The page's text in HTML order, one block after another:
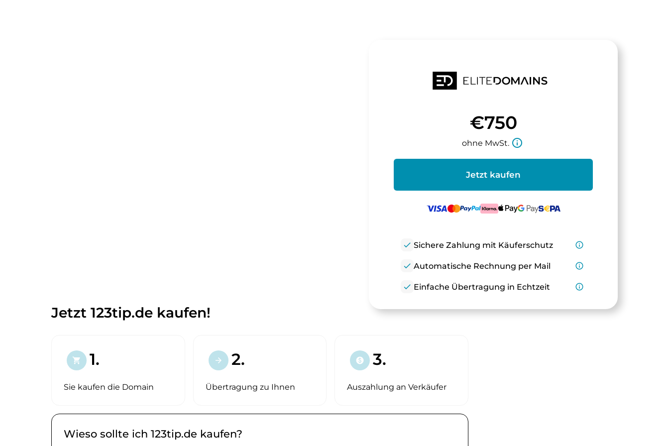
€750
ohne MwSt. info_outline
Jetzt kaufen
check Sichere Zahlung mit Käuferschutz info_outline
check Automatische Rechnung per Mail info_outline
check Einfache Übertragung in Echtzeit info_outline
Jetzt 123tip.de kaufen!
shopping_cart 1.
Sie kaufen die Domain
arrow_forward 2.
Übertragung zu Ihnen
paid 3.
Auszahlung an Verkäufer
Wieso sollte ich 123tip.de kaufen?